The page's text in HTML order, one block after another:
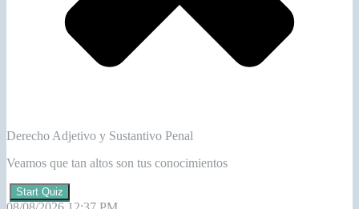
Derecho Adjetivo y Sustantivo Penal
Veamos que tan altos son tus conocimientos
Start Quiz